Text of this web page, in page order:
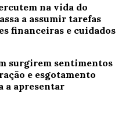
na vida do
a assumir tarefas
financeiras e cuidados
surgirem sentimentos
e esgotamento
a apresentar